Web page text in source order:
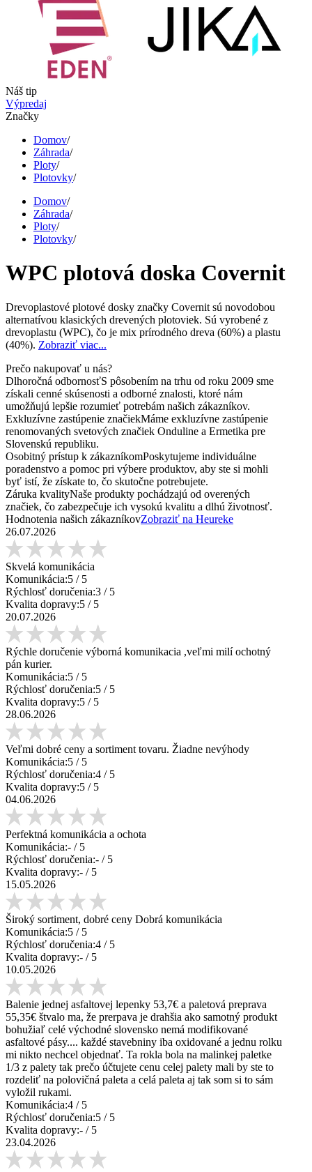
Náš tip
Výpredaj
Značky
Domov/
Záhrada/
Ploty/
Plotovky/
Domov/
Záhrada/
Ploty/
Plotovky/
WPC plotová doska Covernit
Drevoplastové plotové dosky značky Covernit sú novodobou
alternatívou klasických drevených plotoviek. Sú vyrobené z
drevoplastu (WPC), čo je mix prírodného dreva (60%) a plastu
(40%). Zobraziť viac...
Prečo nakupovať u nás?
Dlhoročná odbornosťS pôsobením na trhu od roku 2009 sme
získali cenné skúsenosti a odborné znalosti, ktoré nám
umožňujú lepšie rozumieť potrebám našich zákazníkov.
Exkluzívne zastúpenie značiekMáme exkluzívne zastúpenie
renomovaných svetových značiek Onduline a Ermetika pre
Slovenskú republiku.
Osobitný prístup k zákazníkomPoskytujeme individuálne
poradenstvo a pomoc pri výbere produktov, aby ste si mohli
byť istí, že získate to, čo skutočne potrebujete.
Záruka kvalityNaše produkty pochádzajú od overených
značiek, čo zabezpečuje ich vysokú kvalitu a dlhú životnosť.
Hodnotenia našich zákazníkovZobraziť na Heureke
26.07.2026
Skvelá komunikácia
Komunikácia:5 / 5
Rýchlosť doručenia:3 / 5
Kvalita dopravy:5 / 5
20.07.2026
Rýchle doručenie výborná komunikacia ,veľmi milí ochotný
pán kurier.
Komunikácia:5 / 5
Rýchlosť doručenia:5 / 5
Kvalita dopravy:5 / 5
28.06.2026
Veľmi dobré ceny a sortiment tovaru. Žiadne nevýhody
Komunikácia:5 / 5
Rýchlosť doručenia:4 / 5
Kvalita dopravy:5 / 5
04.06.2026
Perfektná komunikácia a ochota
Komunikácia:- / 5
Rýchlosť doručenia:- / 5
Kvalita dopravy:- / 5
15.05.2026
Široký sortiment, dobré ceny Dobrá komunikácia
Komunikácia:5 / 5
Rýchlosť doručenia:4 / 5
Kvalita dopravy:- / 5
10.05.2026
Balenie jednej asfaltovej lepenky 53,7€ a paletová preprava
55,35€ štvalo ma, že prerpava je drahšia ako samotný produkt
bohužiaľ celé východné slovensko nemá modifikované
asfaltové pásy.... každé stavebniny iba oxidované a jednu rolku
mi nikto nechcel objednať. Ta rokla bola na malinkej paletke
1/3 z palety tak prečo účtujete cenu celej palety mali by ste to
rozdeliť na polovičná paleta a celá paleta aj tak som si to sám
vyložil rukami.
Komunikácia:4 / 5
Rýchlosť doručenia:5 / 5
Kvalita dopravy:- / 5
23.04.2026